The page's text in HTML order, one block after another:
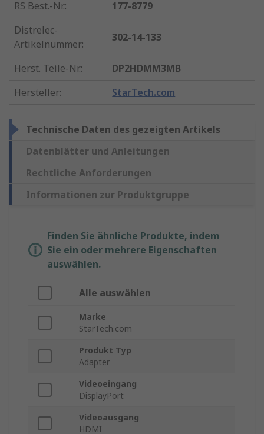
RS Best.-Nr.:
177-8779
Distrelec-
Artikelnummer:
302-14-133
Herst. Teile-Nr.:
DP2HDMM3MB
Hersteller: StarTech.com
Technische Daten des gezeigten Artikels
Datenblätter und Anleitungen
Rechtliche Anforderungen
Informationen zur Produktgruppe
Finden Sie ähnliche Produkte, indem
Sie ein oder mehrere Eigenschaften
auswählen.
Alle auswählen
Marke
StarTech.com
Produkt Typ
Adapter
Videoeingang
DisplayPort
Videoausgang
HDMI